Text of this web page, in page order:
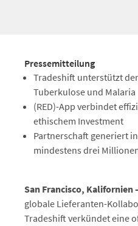
Pressemitteilung
Tradeshift unterstützt
Tuberkulose und Malaria
(RED)-App verbindet
ethischem Investment
Partnerschaft generiert
mindestens drei
San Francisco, Kalifornien
globale Lieferanten-
Tradeshift verkündet eine